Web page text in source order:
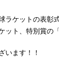
ラケットの表彰
ット、特別賞の
います！！